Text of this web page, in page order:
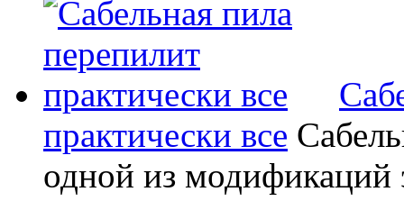
практически все
одной из модификаций